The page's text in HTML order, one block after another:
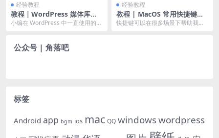
经验教程
教程｜WordPress 媒体库插
件 FileBird 无法导入数据库、
小编在 WordPress 中一直使用的媒
经验教程
教程 | MacOS 常用快捷键组
合
快捷键可以在很多场景下帮助我们
公众号 | 角落吧
标签
Android app bgm ios mac QQ windowswordpress